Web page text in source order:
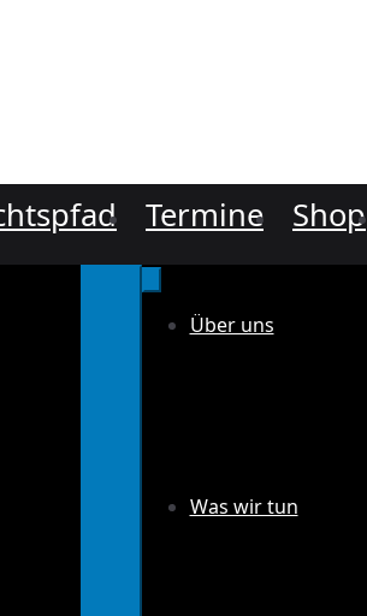
Termine Shop
Über uns
Was wir tun